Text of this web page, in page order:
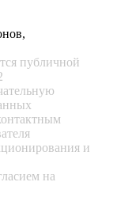
публичной
и
на